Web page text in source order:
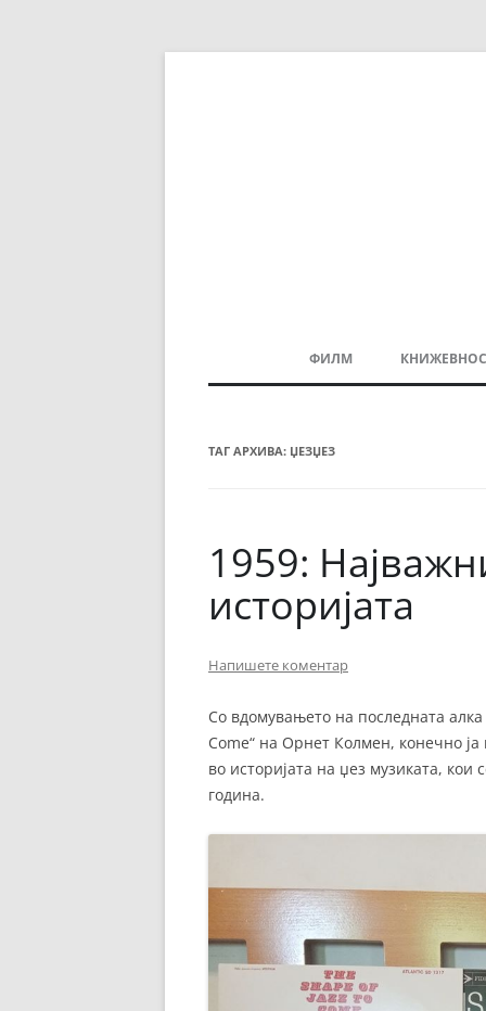
ФИЛМ
ЖАНРОВИ
ТАГ АРХИВА: ЏЕЗЏЕЗ
1959:
историјата
Напишете коментар
Со вдомувањето на последната
Come“ на Орнет Колмен, конечно
во историјата на џез музиката,
година.